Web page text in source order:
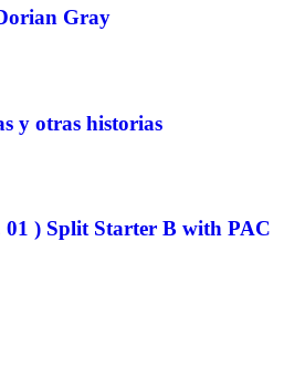
Gray
y otras historias
) Split Starter B with PAC